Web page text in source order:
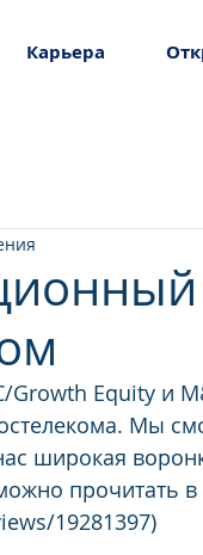
Карьера
Growth Equity и
Мы
широкая
прочитать
19281397)